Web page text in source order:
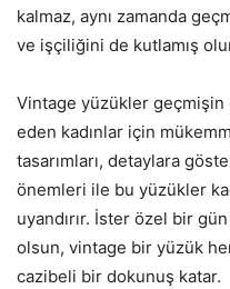
kalmaz, aynı zamanda
ve işçiliğini de kutlamış
Vintage yüzükler
eden kadınlar için
tasarımları, detaylara
önemleri ile bu yüzükler
uyandırır. İster özel bir
olsun, vintage bir yüzük
cazibeli bir dokunuş katar.